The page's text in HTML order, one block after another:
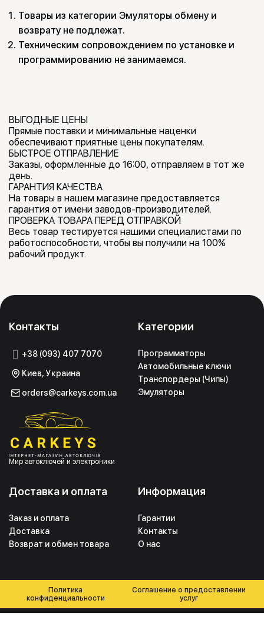
Товары из категории Эмуляторы обмену и
возврату не подлежат.
Техническим сопровождением по установке и
программированию не занимаемся.
ВЫГОДНЫЕ ЦЕНЫ
Прямые поставки и минимальные наценки
обеспечивают приятные цены покупателям.
БЫСТРОЕ ОТПРАВЛЕНИЕ
Заказы, оформленные до 16:00, отправляем в тот же
день.
ГАРАНТИЯ КАЧЕСТВА
На товары в нашем магазине предоставляется
гарантия от имени заводов-производителей.
ПРОВЕРКА ТОВАРА ПЕРЕД ОТПРАВКОЙ
Весь товар тестируется нашими специалистами по
работоспособности, чтобы вы получили на 100%
рабочий продукт.
Контакты
+38 (093) 407 7070
Киев, Украина
orders@carkeys.com.ua
Мир автоключей и электроники
Категории
Программаторы
Автомобильные ключи
Транспордеры (Чипы)
Эмуляторы
Информация
Гарантии
Контакты
О нас
Доставка и оплата
Заказ и оплата
Доставка
Возврат и обмен товара
Политика
конфиденциальности
Соглашение о предоставлении
услуг